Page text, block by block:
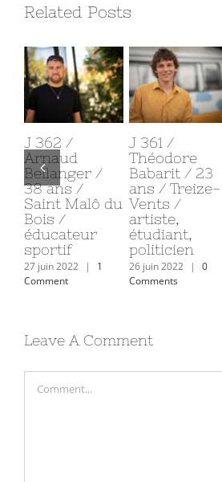
Related Posts
J 362 /
Arnaud
Bellanger /
38 ans /
Saint Malô du
Bois /
éducateur
sportif
27 juin 2022 | 1
Comment
J 361 /
Théodore
Babarit / 23
ans / Treize-
Vents /
artiste,
étudiant,
politicien
26 juin 2022 | 0
Comments
Leave A Comment